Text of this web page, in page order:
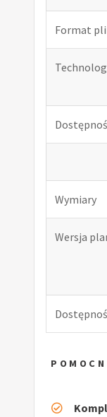
Format
Wymiary
Wersja